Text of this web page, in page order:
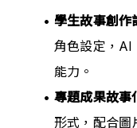
學生故事創作
角色設定，AI
能力。
專題成果故事
形式，配合圖